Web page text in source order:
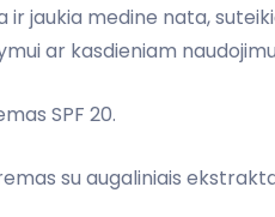
ir jaukia medine nata,
ar kasdieniam
SPF 20.
su augaliniais